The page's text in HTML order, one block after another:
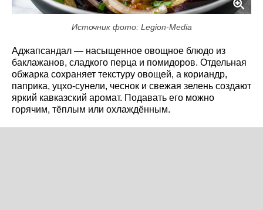
Источник фото: Legion-Media
Аджапсандал — насыщенное овощное блюдо из
баклажанов, сладкого перца и помидоров. Отдельная
обжарка сохраняет текстуру овощей, а кориандр,
паприка, уцхо-сунели, чеснок и свежая зелень создают
яркий кавказский аромат. Подавать его можно
горячим, тёплым или охлаждённым.